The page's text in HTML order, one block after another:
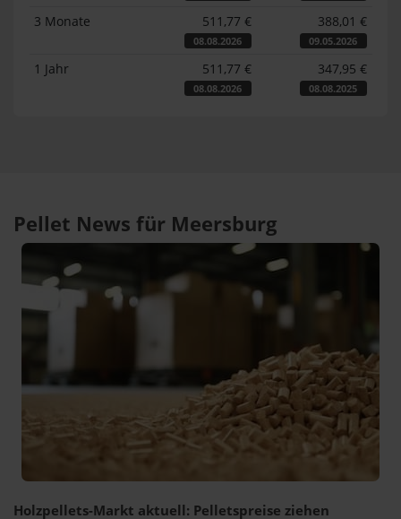
3 Monate 511,77 €
08.08.2026
388,01 €
09.05.2026
1 Jahr 511,77 €
08.08.2026
347,95 €
08.08.2025
Pellet News für Meersburg
Holzpellets-Markt aktuell: Pelletspreise ziehen